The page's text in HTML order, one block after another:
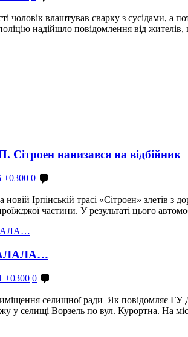
чоловік влаштував сварку з сусідами, а
надійшло повідомлення від
Сітроен нанизався на відбійник
+0300 0
новій Ірпінській трасі «Сітроен» злетів
частини. У результаті цього
+0300 0
селищної ради Як повідомляє ГУ
у селищі Ворзель по вул. Курортна. На